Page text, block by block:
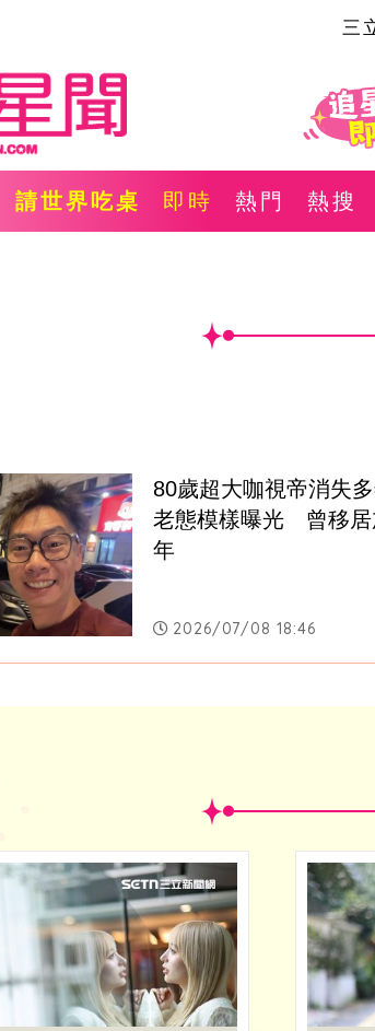
三
請世界吃桌 即時 熱門 熱搜
80歲超大咖視帝消失
老態模樣曝光　曾移
年
2026/07/08 18:46